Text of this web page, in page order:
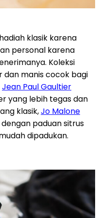
klasik karena
personal karena
Koleksi
dan manis cocok bagi
Jean Paul Gaultier
yang lebih tegas dan
klasik,Jo Malone
dengan paduan sitrus
dipadukan.